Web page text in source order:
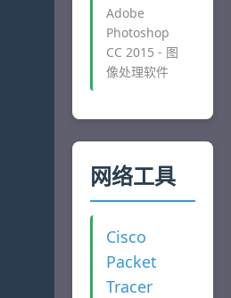
Adobe
Photoshop
CC 2015 - 图
像处理软件
网络工具
Cisco
Packet
Tracer